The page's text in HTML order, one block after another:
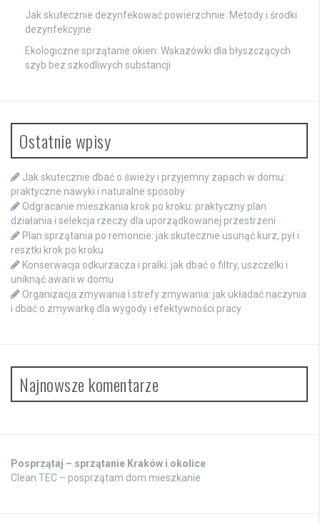
Jak skutecznie dezynfekować powierzchnie: Metody i środki
dezynfekcyjne
Ekologiczne sprzątanie okien: Wskazówki dla błyszczących
szyb bez szkodliwych substancji
Ostatnie wpisy
Jak skutecznie dbać o świeży i przyjemny zapach w domu:
praktyczne nawyki i naturalne sposoby
Odgracanie mieszkania krok po kroku: praktyczny plan
działania i selekcja rzeczy dla uporządkowanej przestrzeni
Plan sprzątania po remoncie: jak skutecznie usunąć kurz, pył i
resztki krok po kroku
Konserwacja odkurzacza i pralki: jak dbać o filtry, uszczelki i
uniknąć awarii w domu
Organizacja zmywania i strefy zmywania: jak układać naczynia
i dbać o zmywarkę dla wygody i efektywności pracy
Najnowsze komentarze
Posprzątaj – sprzątanie Kraków i okolice
Clean TEC – posprzątam dom mieszkanie